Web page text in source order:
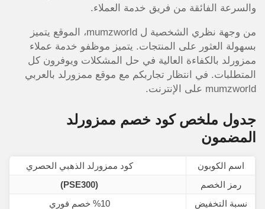
والسرعة الفائقة من فريق خدمة العملاء.
من وجهة نظري الشخصية ل mumzworld، الموقع يتميز
بسهولة العثور على المنتجات. يتميز موظفو خدمة عملاء
ممزورلد بالكفاءة العالية في حل المشكلات ويوفرون كل
المتطلبات. في انتظار تجاربكم مع موقع ممزورلد بالعربي
mumzworld على الإنترنت.
جدول ملخص كود خصم ممزورلد
المضمون
اسم الكوبون
كود ممزورلد الذهبي الحصري
رمز الخصم
(PSE300)
نسبة التخفيض
%10 خصم فوري